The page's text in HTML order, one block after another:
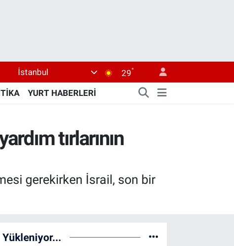
İstanbul 29°
YURT HABERLERİ
tırlarının
gerekirken İsrail, son bir
Yükleniyor...